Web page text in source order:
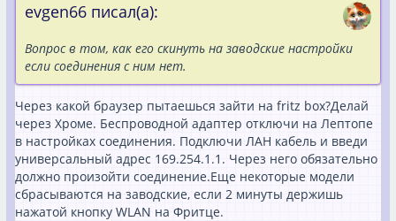
evgen66 писал(а):
Вопрос в том, как его скинуть на заводские настройки
если соединения с ним нет.
Через какой браузер пытаешься зайти на fritz box?Делай
через Хроме. Беспроводной адаптер отключи на Лептопе
в настройках соединения. Подключи ЛАН кабель и введи
универсальный адрес 169.254.1.1. Через него обязательно
должно произойти соединение.Еще некоторые модели
сбрасываются на заводские, если 2 минуты держишь
нажатой кнопку WLAN на Фритце.